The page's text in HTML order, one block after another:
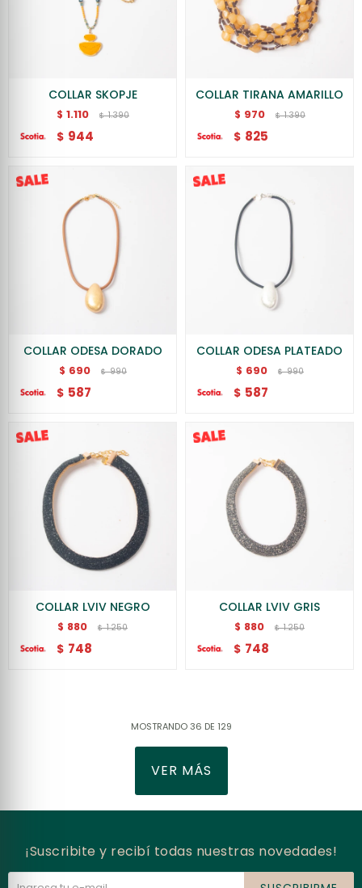
COLLAR SKOPJE
$ 1.110 $ 1.390
$ 944
COLLAR TIRANA AMARILLO
$ 970 $ 1.390
$ 825
COLLAR ODESA DORADO
$ 690 $ 990
$ 587
COLLAR ODESA PLATEADO
$ 690 $ 990
$ 587
COLLAR LVIV NEGRO
$ 880 $ 1.250
$ 748
COLLAR LVIV GRIS
$ 880 $ 1.250
$ 748
MOSTRANDO36 DE 129
VER MÁS
¡Suscribite y recibí todas nuestras novedades!